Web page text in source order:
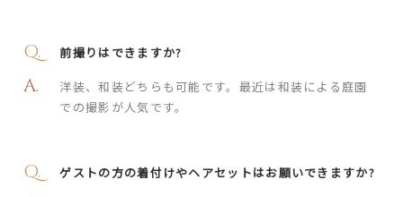
前撮りはできますか?
洋装、和装どちらも可能です。最近は和装による庭園
での撮影が人気です。
ゲストの方の着付けやヘアセットはお願いできますか?